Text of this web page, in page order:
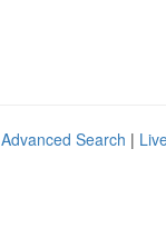
Advanced Search |